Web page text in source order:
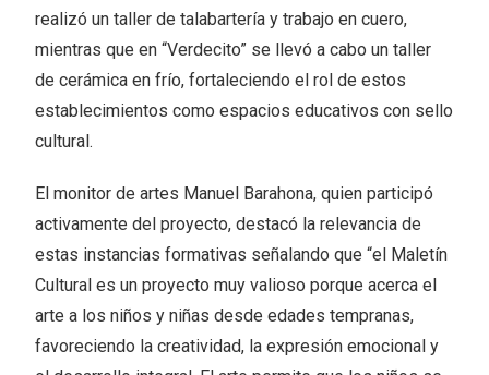
realizó un taller de talabartería y trabajo en cuero,
mientras que en “Verdecito” se llevó a cabo un taller
de cerámica en frío, fortaleciendo el rol de estos
establecimientos como espacios educativos con sello
cultural.
El monitor de artes Manuel Barahona, quien participó
activamente del proyecto, destacó la relevancia de
estas instancias formativas señalando que “el Maletín
Cultural es un proyecto muy valioso porque acerca el
arte a los niños y niñas desde edades tempranas,
favoreciendo la creatividad, la expresión emocional y